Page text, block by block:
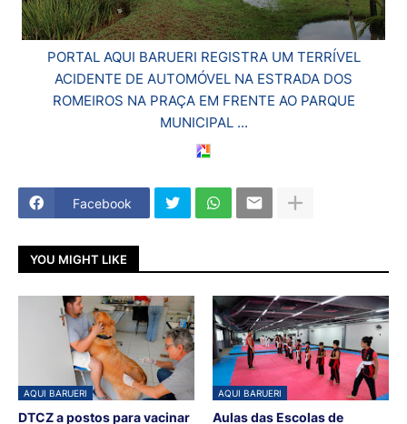
PORTAL AQUI BARUERI REGISTRA UM TERRÍVEL
ACIDENTE DE AUTOMÓVEL NA ESTRADA DOS
ROMEIROS NA PRAÇA EM FRENTE AO PARQUE
MUNICIPAL ...
Facebook
YOU MIGHT LIKE
AQUI BARUERI
DTCZ a postos para vacinar
AQUI BARUERI
Aulas das Escolas de